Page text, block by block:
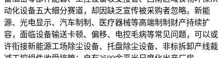
动化设备五大细分赛道，却因缺乏宣传被采购者忽略。新能
源、光电显示、汽车制制、医疗器械等高端制制财产持续扩
容，面临设备输送卡顿、偏移、电控毛病等常见问题，可以或
许衔接新能源工场除尘设备、托盘除尘设备、非标拆卸产线裁